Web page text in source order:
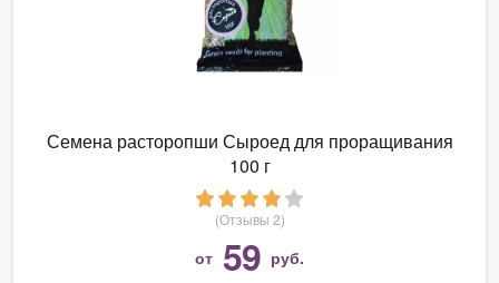
Семена расторопши Сыроед для проращивания
100 г
(Отзывы 2)
от 59 руб.